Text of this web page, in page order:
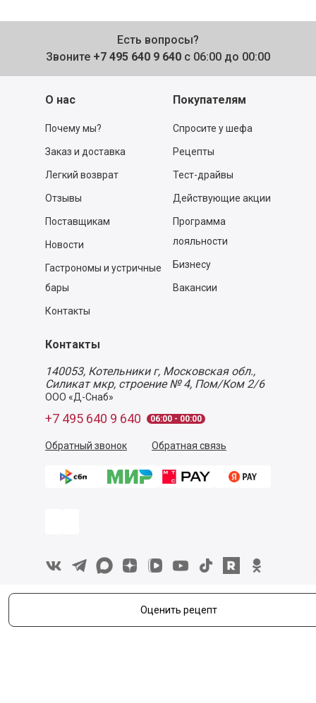
Оценить рецепт
Есть вопросы?
Звоните +7 495 640 9 640 с 06:00 до 00:00
О нас
Почему мы?
Заказ и доставка
Легкий возврат
Отзывы
Поставщикам
Новости
Гастрономы и устричные
бары
Контакты
Покупателям
Спросите у шефа
Рецепты
Тест-драйвы
Действующие акции
Программа
лояльности
Бизнесу
Вакансии
Контакты
140053, Котельники г, Московская обл.,
Силикат мкр, строение № 4, Пом/Ком 2/6
ООО «Д-Снаб»
+7 495 640 9 640 06:00 - 00:00
Обратный звонок Обратная связь
Пользовательское соглашение
Политика конфиденциальности